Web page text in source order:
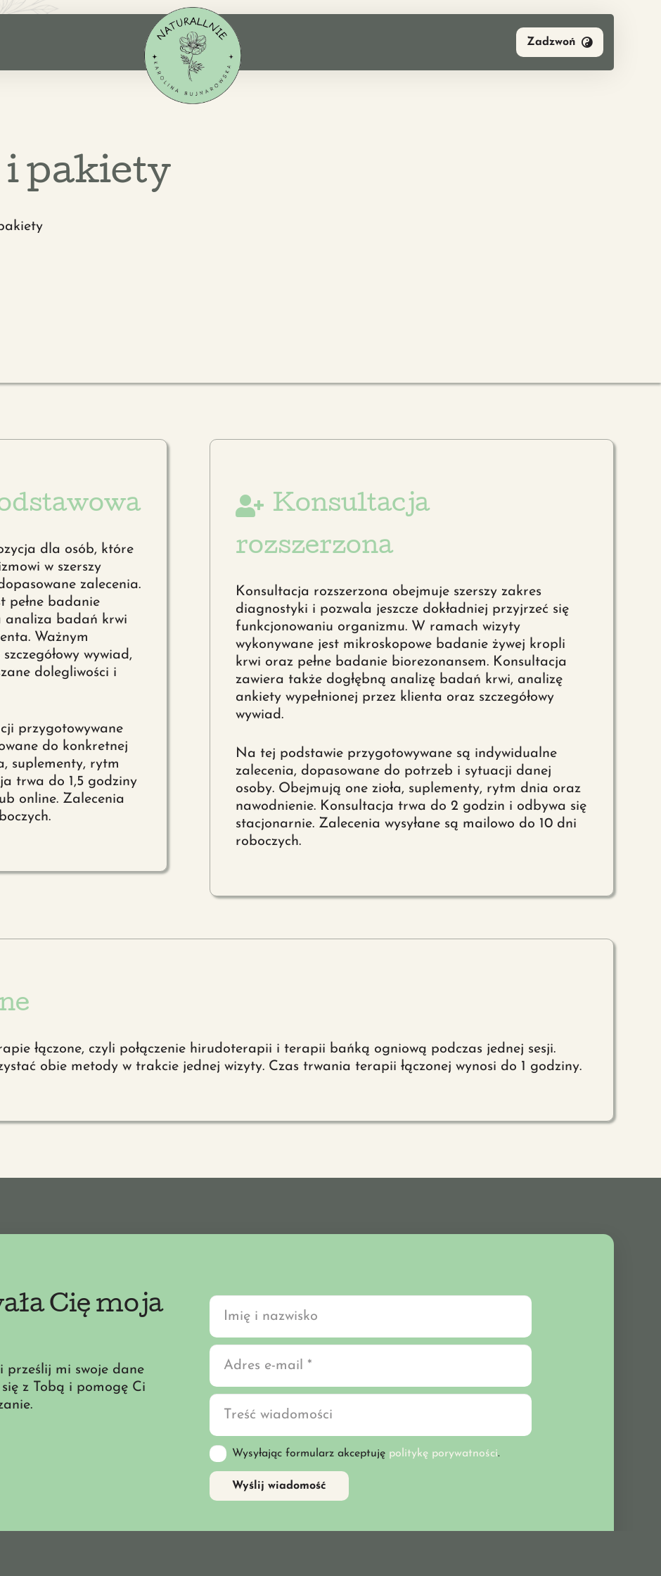
Zadzwoń
pakiety
dla osób, które
w szerszy
zalecenia.
pełne badanie
analiza badań krwi
Ważnym
wywiad,
dolegliwości i
przygotowywane
do konkretnej
suplementy, rytm
trwa do 1,5 godziny
online. Zalecenia
Konsultacja
rozszerzona
Konsultacja rozszerzona obejmuje szerszy zakres
diagnostyki i pozwala jeszcze dokładniej przyjrzeć się
funkcjonowaniu organizmu. W ramach wizyty
wykonywane jest mikroskopowe badanie żywej kropli
krwi oraz pełne badanie biorezonansem. Konsultacja
zawiera także dogłębną analizę badań krwi, analizę
ankiety wypełnionej przez klienta oraz szczegółowy
wywiad.
Na tej podstawie przygotowywane są indywidualne
zalecenia, dopasowane do potrzeb i sytuacji danej
osoby. Obejmują one zioła, suplementy, rytm dnia oraz
nawodnienie. Konsultacja trwa do 2 godzin i odbywa się
stacjonarnie. Zalecenia wysyłane są mailowo do 10 dni
roboczych.
łączone, czyli połączenie hirudoterapii i terapii bańką ogniową podczas jednej sesji.
obie metody w trakcie jednej wizyty. Czas trwania terapii łączonej wynosi do 1 godziny.
Cię moja
mi swoje dane
z Tobą i pomogę Ci
Wysyłając formularz akceptuję politykę porywatności.
Wyślij wiadomość